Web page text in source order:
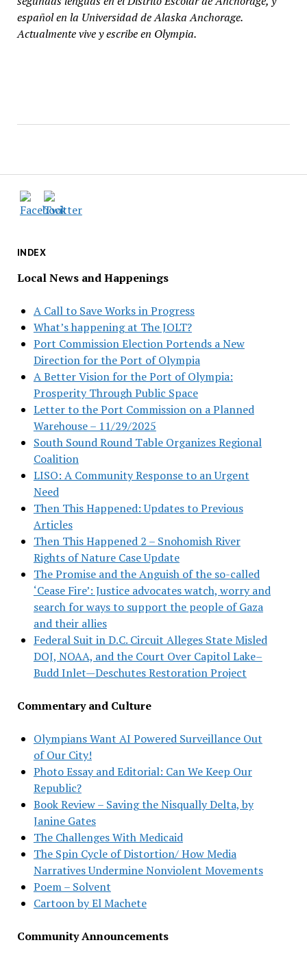
INDEX
Local News and Happenings
A Call to Save Works in Progress
What’s happening at The JOLT?
Port Commission Election Portends a New
Direction for the Port of Olympia
A Better Vision for the Port of Olympia:
Prosperity Through Public Space
Letter to the Port Commission on a Planned
Warehouse – 11/29/2025
South Sound Round Table Organizes Regional
Coalition
LISO: A Community Response to an Urgent
Need
Then This Happened: Updates to Previous
Articles
Then This Happened 2 – Snohomish River
Rights of Nature Case Update
The Promise and the Anguish of the so-called
‘Cease Fire’: Justice advocates watch, worry and
search for ways to support the people of Gaza
and their allies
Federal Suit in D.C. Circuit Alleges State Misled
DOJ, NOAA, and the Court Over Capitol Lake–
Budd Inlet—Deschutes Restoration Project
Commentary and Culture
Olympians Want AI Powered Surveillance Out
of Our City!
Photo Essay and Editorial: Can We Keep Our
Republic?
Book Review – Saving the Nisqually Delta, by
Janine Gates
The Challenges With Medicaid
The Spin Cycle of Distortion/ How Media
Narratives Undermine Nonviolent Movements
Poem – Solvent
Cartoon by El Machete
Community Announcements
español en la Universidad de Alaska Anchorage.
Actualmente vive y escribe en Olympia.